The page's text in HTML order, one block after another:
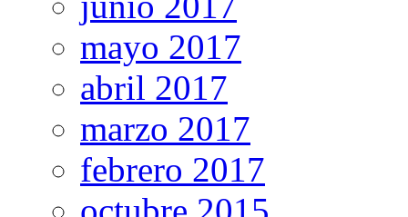
mayo 2017
abril 2017
marzo 2017
febrero 2017